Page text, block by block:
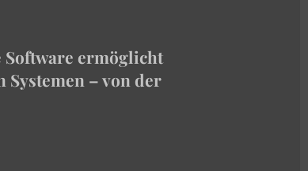
ermöglicht
– von der